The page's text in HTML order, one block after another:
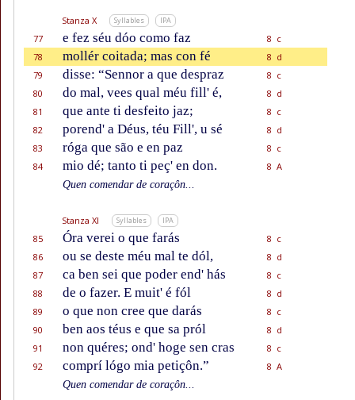
Stanza X Syllables IPA
77 e fez séu dóo como faz
8 c
78
mollér coitada; mas con fé
8 d
79
disse: “Sennor a que despraz
8 c
80
do mal, vees qual méu fill' é,
8 d
81
que ante ti desfeito jaz;
8 c
82
porend' a Déus, téu Fill', u sé
8 d
83
róga que são e en paz
8 c
84
mio dé; tanto ti peç' en don.
8 A
Quen comendar de coraçôn...
Stanza XI Syllables IPA
85 Óra verei o que farás
8 c
86
ou se deste méu mal te dól,
8 d
87
ca ben sei que poder end' hás
8 c
88
de o fazer. E muit' é fól
8 d
89
o que non cree que darás
8 c
90
ben aos téus e que sa pról
8 d
91
non quéres; ond' hoge sen cras
8 c
92
comprí lógo mia petiçôn.”
8 A
Quen comendar de coraçôn...